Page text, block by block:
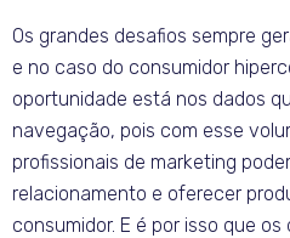
Os grandes desafios sempre
e no caso do consumidor
oportunidade está nos dados
navegação, pois com esse
profissionais de marketing
relacionamento e oferecer
consumidor. E é por isso que